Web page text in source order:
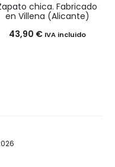
chica. Fabricado
en Villena (Alicante)
43,90 € IVA incluido